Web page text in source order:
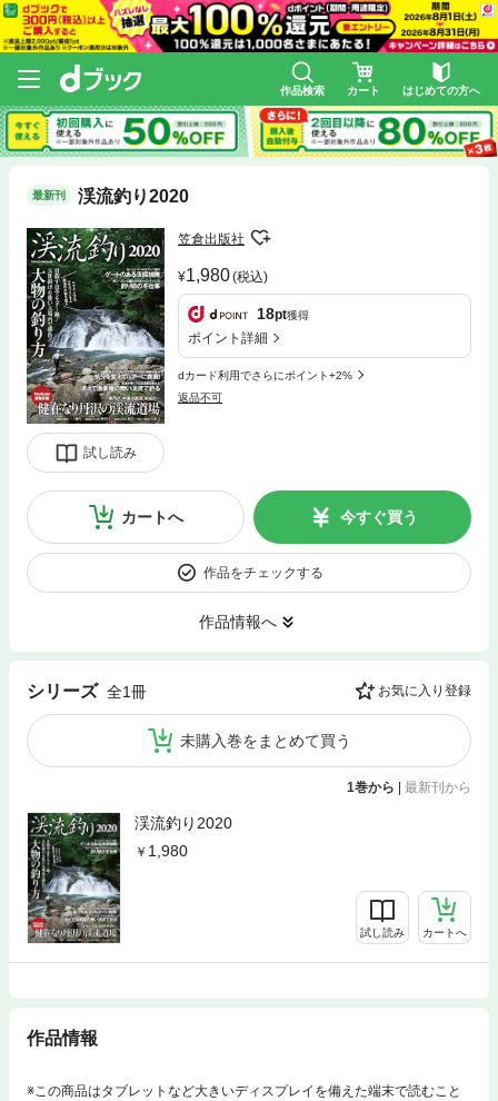
作品検索 カート はじめての方へ
最新刊 渓流釣り2020
試し読み
笠倉出版社
1,980(税込)
18pt獲得
ポイント詳細
dカード利用でさらにポイント+2%
返品不可
カートへ 今すぐ買う
作品をチェックする
作品情報へ
シリーズ 全1冊 お気に入り登録
未購入巻をまとめて買う
1巻から | 最新刊から
渓流釣り2020
1,980
試し読み カートへ
作品情報
※この商品はタブレットなど大きいディスプレイを備えた端末で読むこと